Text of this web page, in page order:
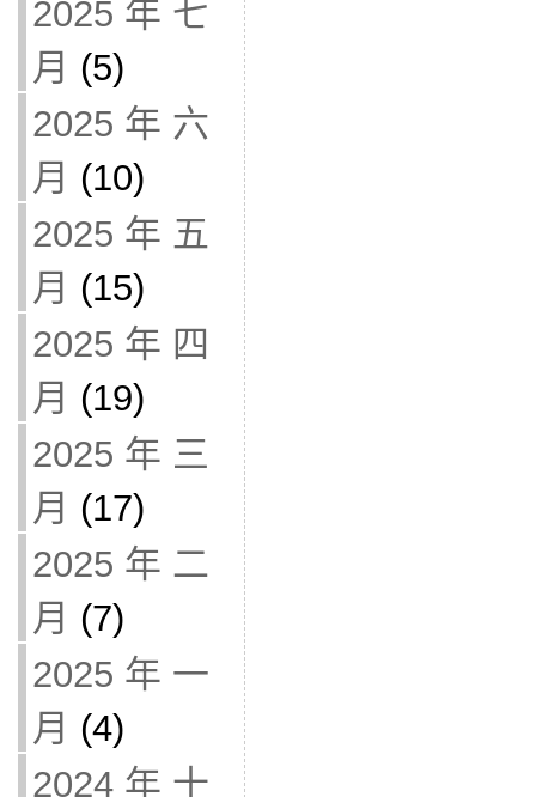
2025 年 七
月 (5)
2025 年 六
月 (10)
2025 年 五
月 (15)
2025 年 四
月 (19)
2025 年 三
月 (17)
2025 年 二
月 (7)
2025 年 一
月 (4)
2024 年 十